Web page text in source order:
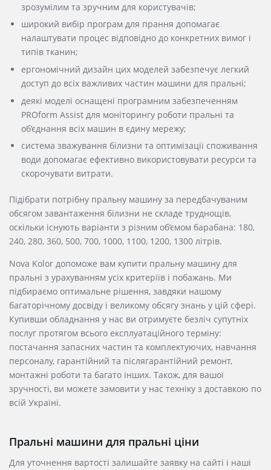
зрозумілим та зручним для користувачів;
широкий вибір програм для прання допомагає
налаштувати процес відповідно до конкретних вимог і
типів тканин;
ергономічний дизайн цих моделей забезпечує легкий
доступ до всіх важливих частин машини для пральні;
деякі моделі оснащені програмним забезпеченням
PROform Assist для моніторингу роботи пральні та
об’єднання всіх машин в єдину мережу;
система зважування білизни та оптимізації споживання
води допомагає ефективно використовувати ресурси та
скорочувати витрати.
Підібрати потрібну пральну машину за передбачуваним
обсягом завантаження білизни не складе труднощів,
оскільки існують варіанти з різним об’ємом барабана: 180,
240, 280, 360, 500, 700, 1000, 1100, 1200, 1300 літрів.
Nova Kolor допоможе вам купити пральну машину для
пральні з урахуванням усіх критеріїв і побажань. Ми
підбираємо оптимальне рішення, завдяки нашому
багаторічному досвіду і великому обсягу знань у цій сфері.
Купивши обладнання у нас ви отримуєте безліч супутніх
послуг протягом всього експлуатаційного терміну:
постачання запасних частин та комплектуючих, навчання
персоналу, гарантійний та післягарантійний ремонт,
монтажні роботи та багато інших. Також, для вашої
зручності, ви можете замовити у нас техніку з доставкою по
всій Україні.
Пральні машини для пральні ціни
Для уточнення вартості залишайте заявку на сайті і наші